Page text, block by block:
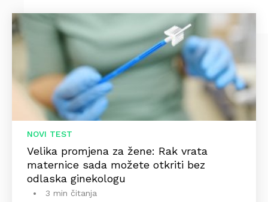
NOVI TEST
Velika promjena za žene: Rak vrata
maternice sada možete otkriti bez
odlaska ginekologu
3 min čitanja